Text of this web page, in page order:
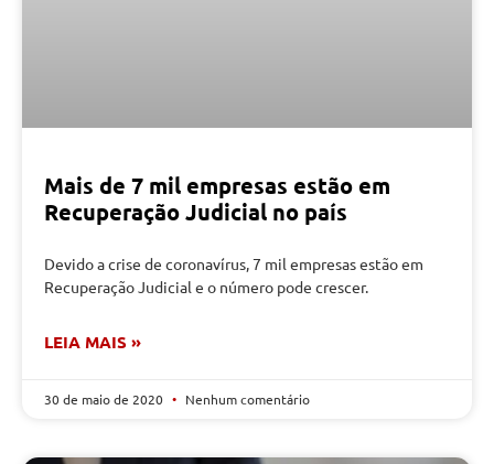
Mais de 7 mil empresas estão em
Recuperação Judicial no país
Devido a crise de coronavírus, 7 mil empresas estão em
Recuperação Judicial e o número pode crescer.
LEIA MAIS »
30 de maio de 2020 Nenhum comentário